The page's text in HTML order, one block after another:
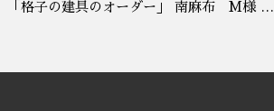
「格子の建具のオーダー」 南麻布 M様 …